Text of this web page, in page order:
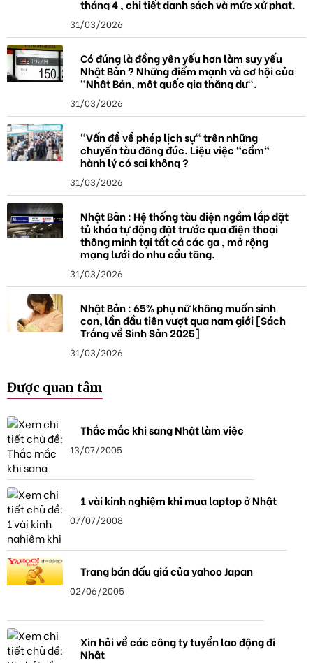
tháng 4 , chi tiết danh sách và mức xử phạt.
31/03/2026
Có đúng là đồng yên yếu hơn làm suy yếu
Nhật Bản ? Những điểm mạnh và cơ hội của
"Nhật Bản, một quốc gia thặng dư".
31/03/2026
"Vấn đề về phép lịch sự" trên những
chuyến tàu đông đúc. Liệu việc "cầm"
hành lý có sai không ?
31/03/2026
Nhật Bản : Hệ thống tàu điện ngầm lắp đặt
tủ khóa tự động đặt trước qua điện thoại
thông minh tại tất cả các ga , mở rộng
mạng lưới do nhu cầu tăng.
31/03/2026
Nhật Bản : 65% phụ nữ không muốn sinh
con, lần đầu tiên vượt qua nam giới [Sách
Trắng về Sinh Sản 2025]
31/03/2026
Được quan tâm
Thắc mắc khi sang Nhật làm việc
13/07/2005
1 vài kinh nghiệm khi mua laptop ở Nhật
07/07/2008
Trang bán đấu giá của yahoo Japan
02/06/2005
Xin hỏi về các công ty tuyển lao động đi
Nhật